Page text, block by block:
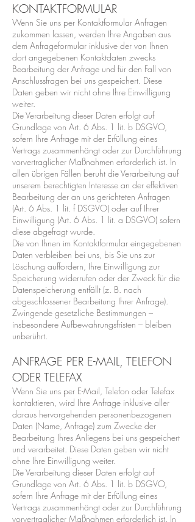
KONTAKTFORMULAR
Wenn Sie uns per Kontaktformular Anfragen
zukommen lassen, werden Ihre Angaben aus
dem Anfrageformular inklusive der von Ihnen
dort angegebenen Kontaktdaten zwecks
Bearbeitung der Anfrage und für den Fall von
Anschlussfragen bei uns gespeichert. Diese
Daten geben wir nicht ohne Ihre Einwilligung
weiter.
Die Verarbeitung dieser Daten erfolgt auf
Grundlage von Art. 6 Abs. 1 lit. b DSGVO,
sofern Ihre Anfrage mit der Erfüllung eines
Vertrags zusammenhängt oder zur Durchführung
vorvertraglicher Maßnahmen erforderlich ist. In
allen übrigen Fällen beruht die Verarbeitung auf
unserem berechtigten Interesse an der effektiven
Bearbeitung der an uns gerichteten Anfragen
(Art. 6 Abs. 1 lit. f DSGVO) oder auf Ihrer
Einwilligung (Art. 6 Abs. 1 lit. a DSGVO) sofern
diese abgefragt wurde.
Die von Ihnen im Kontaktformular eingegebenen
Daten verbleiben bei uns, bis Sie uns zur
Löschung auffordern, Ihre Einwilligung zur
Speicherung widerrufen oder der Zweck für die
Datenspeicherung entfällt (z. B. nach
abgeschlossener Bearbeitung Ihrer Anfrage).
Zwingende gesetzliche Bestimmungen –
insbesondere Aufbewahrungsfristen – bleiben
unberührt.
ANFRAGE PER E-MAIL, TELEFON
ODER TELEFAX
Wenn Sie uns per E-Mail, Telefon oder Telefax
kontaktieren, wird Ihre Anfrage inklusive aller
daraus hervorgehenden personenbezogenen
Daten (Name, Anfrage) zum Zwecke der
Bearbeitung Ihres Anliegens bei uns gespeichert
und verarbeitet. Diese Daten geben wir nicht
ohne Ihre Einwilligung weiter.
Die Verarbeitung dieser Daten erfolgt auf
Grundlage von Art. 6 Abs. 1 lit. b DSGVO,
sofern Ihre Anfrage mit der Erfüllung eines
Vertrags zusammenhängt oder zur Durchführung
vorvertraglicher Maßnahmen erforderlich ist. In